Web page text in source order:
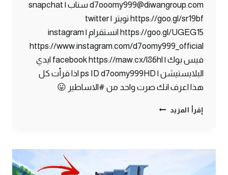
d7ooomy999@diwangroup.com سناب | snapchat
https://goo.gl/sr19bf تويتر | twitter
https://goo.gl/UGEG15 انستقرام | instagram
https://www.instagram.com/d7oomy999_official
فيس بوك | facebook https://maw.cx/l86hl ايدي
البلايستيشن | ps ID d7oomy999HD اذا قرأت كل
هذا اعرف انك صرت واحد من #الاساطير 😛
إقرأ المزيد ماين
أكتشفت